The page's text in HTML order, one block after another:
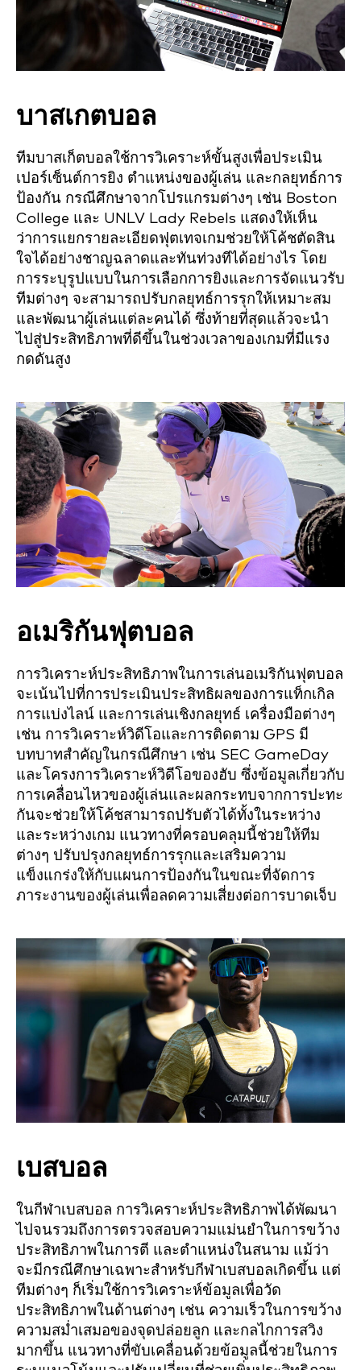
บาสเกตบอล
ทีมบาสเก็ตบอลใช้การวิเคราะห์ขั้นสูงเพื่อประเมิน
เปอร์เซ็นต์การยิง ตำแหน่งของผู้เล่น และกลยุทธ์การ
ป้องกัน กรณีศึกษาจากโปรแกรมต่างๆ เช่น Boston
College และ UNLV Lady Rebels แสดงให้เห็น
ว่าการแยกรายละเอียดฟุตเทจเกมช่วยให้โค้ชตัดสิน
ใจได้อย่างชาญฉลาดและทันท่วงทีได้อย่างไร โดย
การระบุรูปแบบในการเลือกการยิงและการจัดแนวรับ
ทีมต่างๆ จะสามารถปรับกลยุทธ์การรุกให้เหมาะสม
และพัฒนาผู้เล่นแต่ละคนได้ ซึ่งท้ายที่สุดแล้วจะนำ
ไปสู่ประสิทธิภาพที่ดีขึ้นในช่วงเวลาของเกมที่มีแรง
กดดันสูง
อเมริกันฟุตบอล
การวิเคราะห์ประสิทธิภาพในการเล่นอเมริกันฟุตบอล
จะเน้นไปที่การประเมินประสิทธิผลของการแท็กเกิล
การแบ่งไลน์ และการเล่นเชิงกลยุทธ์ เครื่องมือต่างๆ
เช่น การวิเคราะห์วิดีโอและการติดตาม GPS มี
บทบาทสำคัญในกรณีศึกษา เช่น SEC GameDay
และโครงการวิเคราะห์วิดีโอของฮับ ซึ่งข้อมูลเกี่ยวกับ
การเคลื่อนไหวของผู้เล่นและผลกระทบจากการปะทะ
กันจะช่วยให้โค้ชสามารถปรับตัวได้ทั้งในระหว่าง
และระหว่างเกม แนวทางที่ครอบคลุมนี้ช่วยให้ทีม
ต่างๆ ปรับปรุงกลยุทธ์การรุกและเสริมความ
แข็งแกร่งให้กับแผนการป้องกันในขณะที่จัดการ
ภาระงานของผู้เล่นเพื่อลดความเสี่ยงต่อการบาดเจ็บ
เบสบอล
ในกีฬาเบสบอล การวิเคราะห์ประสิทธิภาพได้พัฒนา
ไปจนรวมถึงการตรวจสอบความแม่นยำในการขว้าง
ประสิทธิภาพในการตี และตำแหน่งในสนาม แม้ว่า
จะมีกรณีศึกษาเฉพาะสำหรับกีฬาเบสบอลเกิดขึ้น แต่
ทีมต่างๆ ก็เริ่มใช้การวิเคราะห์ข้อมูลเพื่อวัด
ประสิทธิภาพในด้านต่างๆ เช่น ความเร็วในการขว้าง
ความสม่ำเสมอของจุดปล่อยลูก และกลไกการสวิง
มากขึ้น แนวทางที่ขับเคลื่อนด้วยข้อมูลนี้ช่วยในการ